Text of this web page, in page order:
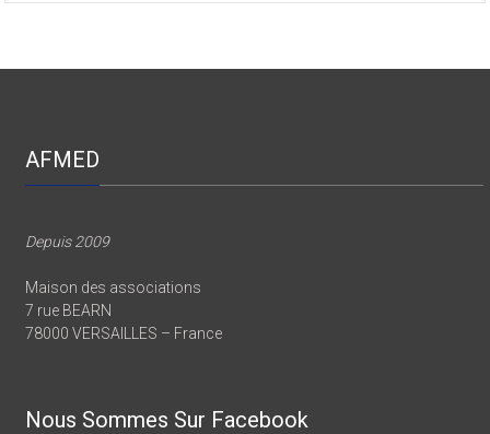
AFMED
Depuis 2009
Maison des associations
7 rue BEARN
78000 VERSAILLES – France
Nous Sommes Sur Facebook